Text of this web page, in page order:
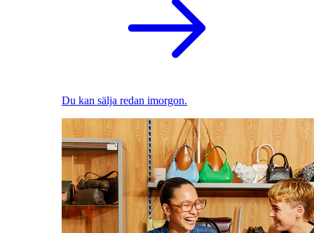
Du kan sälja redan imorgon.